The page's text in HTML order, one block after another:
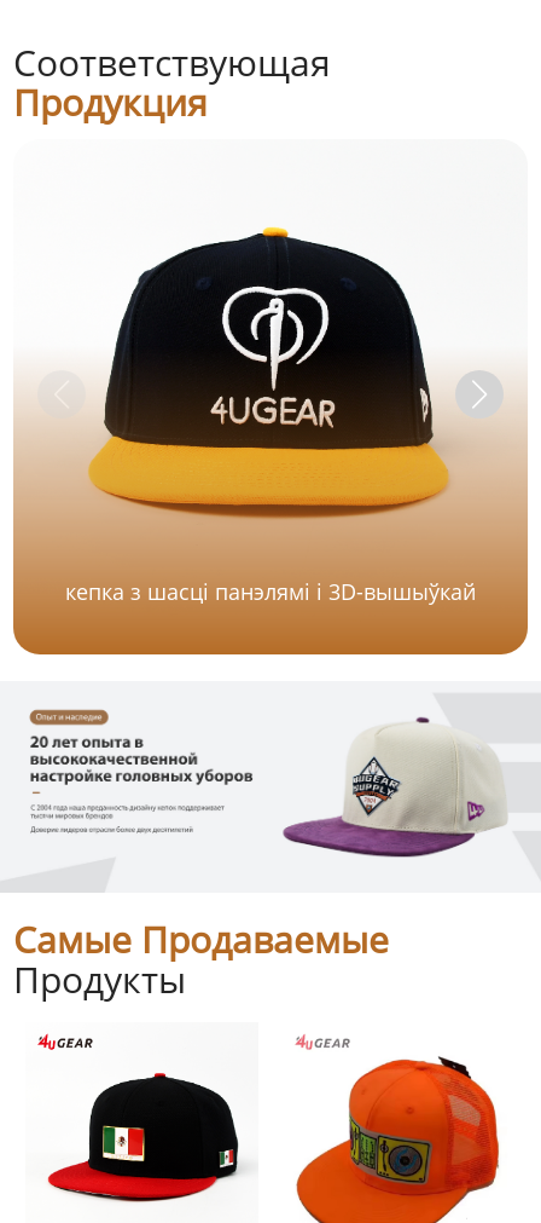
Соответствующая
Продукция
кепка з шасці панэлямі і 3D-вышыўкай
Самые Продаваемые
Продукты